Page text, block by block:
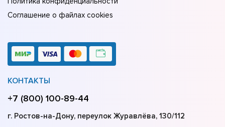
Соглашение о файлах cookies
КОНТАКТЫ
+7 (800) 100-89-44
г. Ростов-на-Дону, переулок Журавлёва, 130/112